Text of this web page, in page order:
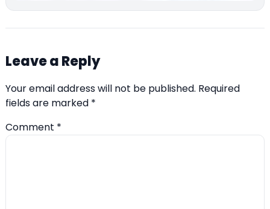
Leave a Reply
Your email address will not be published. Required
fields are marked *
Comment *